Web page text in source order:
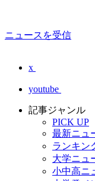
ニュースを受信
x
youtube
記事ジャンル
PICK UP
最新ニュ
ランキン
大学ニュ
小中高ニ